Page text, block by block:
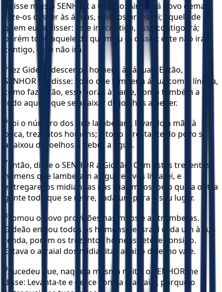
Disse mais o SENHOR a Gideão: Ainda há povo demais;
faze-os descer às águas, e ali tos provarei; aquele de
quem eu te disser: este irá contigo, esse contigo irá;
porém todo aquele de quem eu te disser: este não irá
contigo, esse não irá.
5
Fez Gideão descer os homens às águas. Então, o
SENHOR lhe disse: Todo que lamber a água com a língua,
como faz o cão, esse porás à parte, como também a
todo aquele que se abaixar de joelhos a beber.
6
Foi o número dos que lamberam, levando a mão à
boca, trezentos homens; e todo o restante do povo se
abaixou de joelhos a beber a água.
7
Então, disse o SENHOR a Gideão: Com estes trezentos
homens que lamberam a água eu vos livrarei, e
entregarei os midianitas nas tuas mãos; pelo que a outra
gente toda que se retire, cada um para o seu lugar.
8Tomou o povo provisões nas mãos e as trombetas.
Gideão enviou todos os homens de Israel cada um à sua
tenda, porém os trezentos homens reteve consigo.
Estava o arraial dos midianitas abaixo dele, no vale.
9Sucedeu que, naquela mesma noite, o SENHOR lhe
disse: Levanta-te e desce contra o arraial, porque o